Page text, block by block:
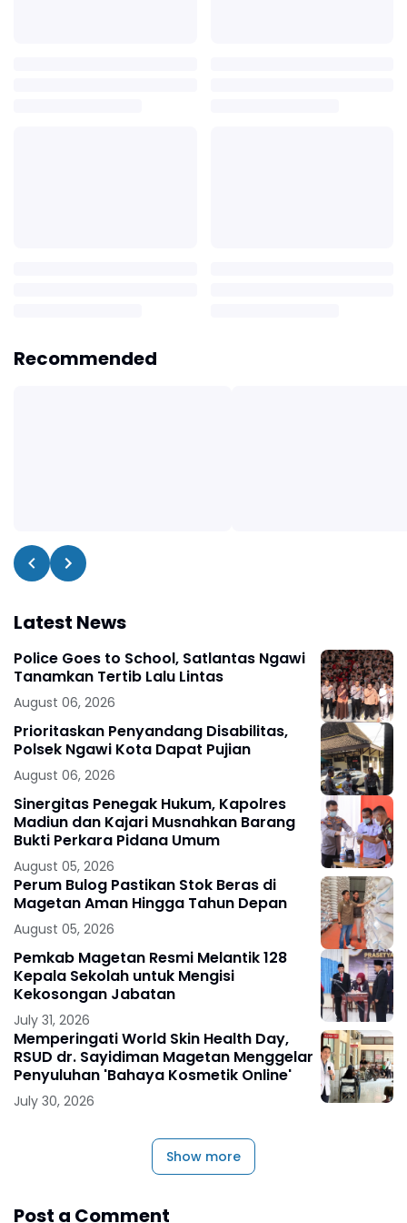
Recommended
Latest News
Police Goes to School, Satlantas Ngawi
Tanamkan Tertib Lalu Lintas
August 06, 2026
Prioritaskan Penyandang Disabilitas,
Polsek Ngawi Kota Dapat Pujian
August 06, 2026
Sinergitas Penegak Hukum, Kapolres
Madiun dan Kajari Musnahkan Barang
Bukti Perkara Pidana Umum
August 05, 2026
Perum Bulog Pastikan Stok Beras di
Magetan Aman Hingga Tahun Depan
August 05, 2026
Pemkab Magetan Resmi Melantik 128
Kepala Sekolah untuk Mengisi
Kekosongan Jabatan
July 31, 2026
Memperingati World Skin Health Day,
RSUD dr. Sayidiman Magetan Menggelar
Penyuluhan 'Bahaya Kosmetik Online'
July 30, 2026
Show more
Post a Comment